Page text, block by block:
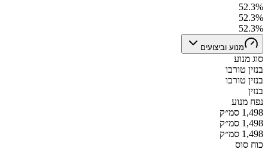
52.3%
52.3%
52.3%
מנוע וביצועים
סוג מנוע
בנזין טורבו
בנזין טורבו
בנזין
נפח מנוע
1,498 סמ״ק
1,498 סמ״ק
1,498 סמ״ק
כוח סוס